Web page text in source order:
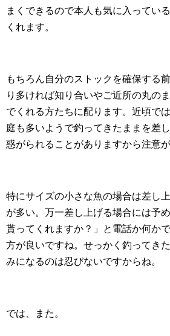
まくできるので本人も気に入ってい
くれます。
もちろん自分のストックを確保する
り多ければ知り合いやご近所の丸の
でくれる方たちに配ります。近頃で
庭も多いようで釣ってきたままを差
惑がられることがありますから注意
特にサイズの小さな魚の場合は差し
が多い。万一差し上げる場合には予
貰ってくれますか？」と電話か何か
方が良いですね。せっかく釣ってき
みになるのは忍びないですからね
では、また。